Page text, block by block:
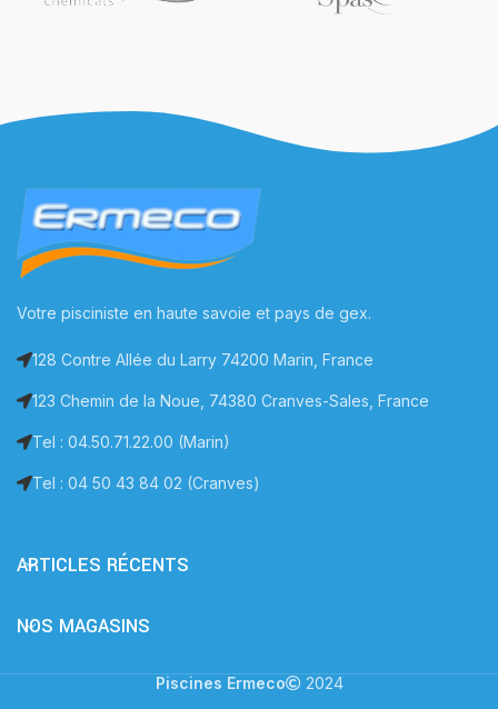
Votre pisciniste en haute savoie et pays de gex.
128 Contre Allée du Larry 74200 Marin, France
123 Chemin de la Noue, 74380 Cranves-Sales, France
Tel : 04.50.71.22.00 (Marin)
Tel : 04 50 43 84 02 (Cranves)
ARTICLES RÉCENTS
NOS MAGASINS
Piscines Ermeco 2024